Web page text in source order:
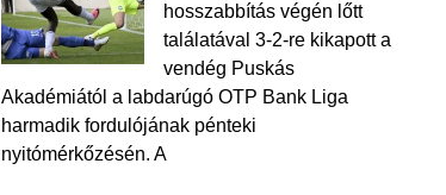
hosszabbítás végén lőtt
találatával 3-2-re kikapott a
vendég Puskás
Akadémiától a labdarúgó OTP Bank Liga
harmadik fordulójának pénteki
nyitómérkőzésén. A